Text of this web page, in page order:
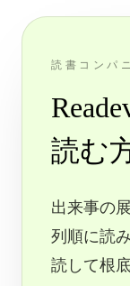
読書コンパ
読む
出来事の
列順に読
読して根